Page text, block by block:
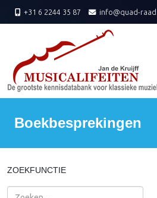
+31 6 2244 35 87 info@quad-
Boekbesprekingen
ZOEKFUNCTIE
Zoeken